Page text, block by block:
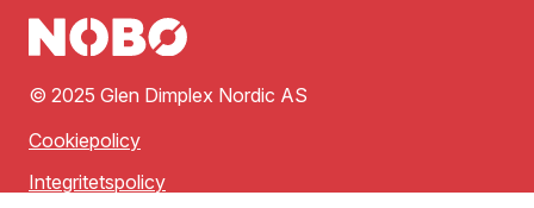
© 2025 Glen Dimplex Nordic AS
Cookiepolicy
Integritetspolicy